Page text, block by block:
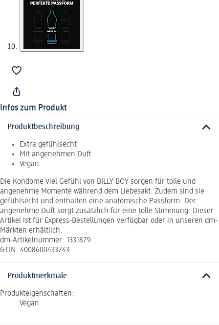
Infos zum Produkt
Produktbeschreibung
Extra gefühlsecht
Mit angenehmen Duft
Vegan
Die Kondome Viel Gefühl von BILLY BOY sorgen für tolle und
angenehme Momente während dem Liebesakt. Zudem sind sie
gefühlsecht und enthalten eine anatomische Passform. Der
angenehme Duft sorgt zusätzlich für eine tolle Stimmung. Dieser
Artikel ist für Express-Bestellungen verfügbar oder in unseren dm-
Märkten erhältlich.
dm-Artikelnummer: 1331879
GTIN: 4008600433743
Produktmerkmale
Produkteigenschaften:
Vegan